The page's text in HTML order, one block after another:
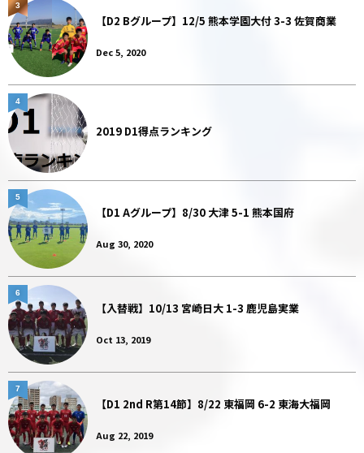
【D2 Bグループ】12/5 熊本学園大付 3-3 佐賀商業
Dec 5, 2020
3
2019 D1得点ランキング
4
【D1 Aグループ】8/30 大津 5-1 熊本国府
Aug 30, 2020
5
【入替戦】10/13 宮崎日大 1-3 鹿児島実業
Oct 13, 2019
6
【D1 2nd R第14節】8/22 東福岡 6-2 東海大福岡
Aug 22, 2019
7